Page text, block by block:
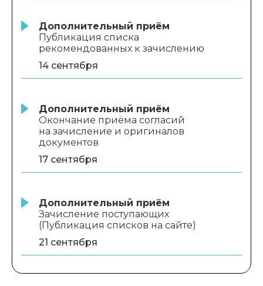
Дополнительный приём
Публикация списка
рекомендованных к зачислению
14 сентября
Дополнительный приём
Окончание приёма согласий
на зачисление и оригиналов
документов
17 сентября
Дополнительный приём
Зачисление поступающих
(Публикация списков на сайте)
21 сентября